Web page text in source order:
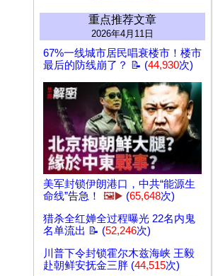
重点推荐文章
2026年4月11日
67%一线城市居民唱衰楼市！楼市
最后的防线崩了？ 📝 (44,930次)
美军封锁伊朗港口，中共“能源生
命线”告急！
🖼️▶️ (65,648次)
猎杀全红婵全过程曝光 22名内鬼
名单流出 📝 (52,246次)
川普下令封锁霍尔木兹海峡 王毅
赴朝鲜安抚金三胖 (44,515次)